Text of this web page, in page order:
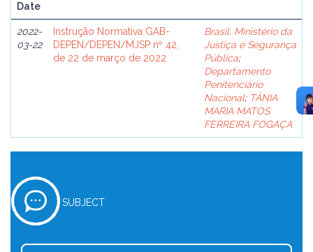
Date
2022-
03-22
Instrução Normativa GAB-
DEPEN/DEPEN/MJSP nº 42,
de 22 de março de 2022
Brasil. Ministério da
Justiça e Segurança
Pública;
Departamento
Penitenciário
Nacional; TÂNIA
MARIA MATOS
FERREIRA FOGAÇA
SUBJECT